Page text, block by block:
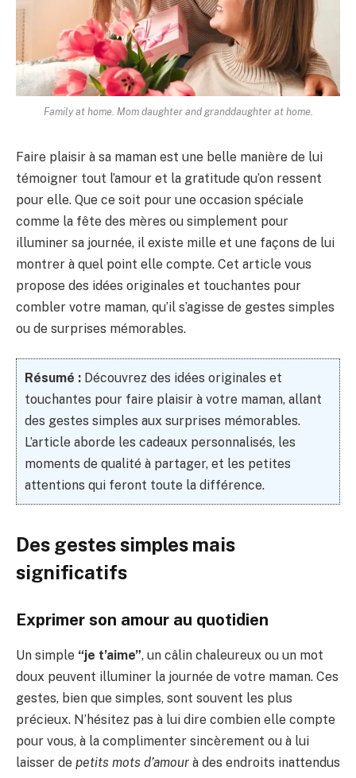
Family at home. Mom daughter and granddaughter at home.
Faire plaisir à sa maman est une belle manière de lui
témoigner tout l’amour et la gratitude qu’on ressent
pour elle. Que ce soit pour une occasion spéciale
comme la fête des mères ou simplement pour
illuminer sa journée, il existe mille et une façons de lui
montrer à quel point elle compte. Cet article vous
propose des idées originales et touchantes pour
combler votre maman, qu’il s’agisse de gestes simples
ou de surprises mémorables.
Résumé : Découvrez des idées originales et
touchantes pour faire plaisir à votre maman, allant
des gestes simples aux surprises mémorables.
L’article aborde les cadeaux personnalisés, les
moments de qualité à partager, et les petites
attentions qui feront toute la différence.
Des gestes simples mais
significatifs
Exprimer son amour au quotidien
Un simple “je t’aime”, un câlin chaleureux ou un mot
doux peuvent illuminer la journée de votre maman. Ces
gestes, bien que simples, sont souvent les plus
précieux. N’hésitez pas à lui dire combien elle compte
pour vous, à la complimenter sincèrement ou à lui
laisser de petits mots d’amour à des endroits inattendus